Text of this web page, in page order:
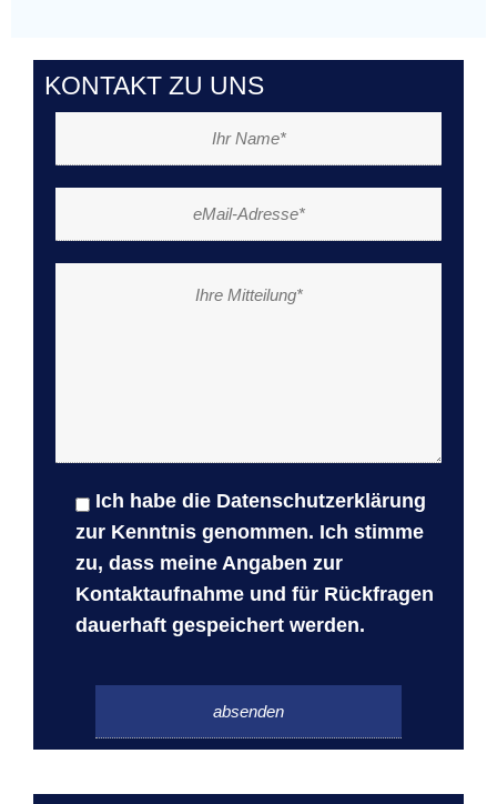
KONTAKT ZU UNS
Ich habe die Datenschutzerklärung
zur Kenntnis genommen. Ich stimme
zu, dass meine Angaben zur
Kontaktaufnahme und für Rückfragen
dauerhaft gespeichert werden.
Feld
leer.